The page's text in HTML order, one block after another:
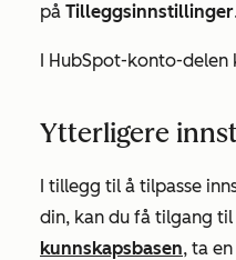
på Tilleggsinnstillinger
I HubSpot-konto-delen
Ytterligere
I tillegg til å tilpasse
din, kan du få tilgang til
kunnskapsbasen, ta